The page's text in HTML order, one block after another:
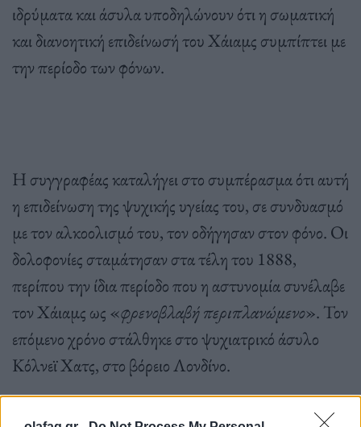
ιδρύματα και άσυλα υποδηλώνουν ότι η σωματική
και διανοητική επιδείνωσή του Χάιαμς συμπίπτει με
την περίοδο των φόνων.
Η συγγραφέας καταλήγει στο συμπέρασμα ότι αυτή
η επιδείνωση της ψυχικής υγείας του, σε συνδυασμό
με τον αλκοολισμό του, τον οδήγησαν στον φόνο. Οι
δολοφονίες σταμάτησαν στα τέλη του 1888,
περίπου την ίδια περίοδο που η αστυνομία συνέλαβε
τον Χάιαμς ως «φρενοβλαβή περιπλανώμενο». Τον
επόμενο χρόνο στάλθηκε στο ψυχιατρικό άσυλο
Κόλνεϊ Χατς, στο βόρειο Λονδίνο.